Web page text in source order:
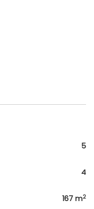
5
4
167 m2